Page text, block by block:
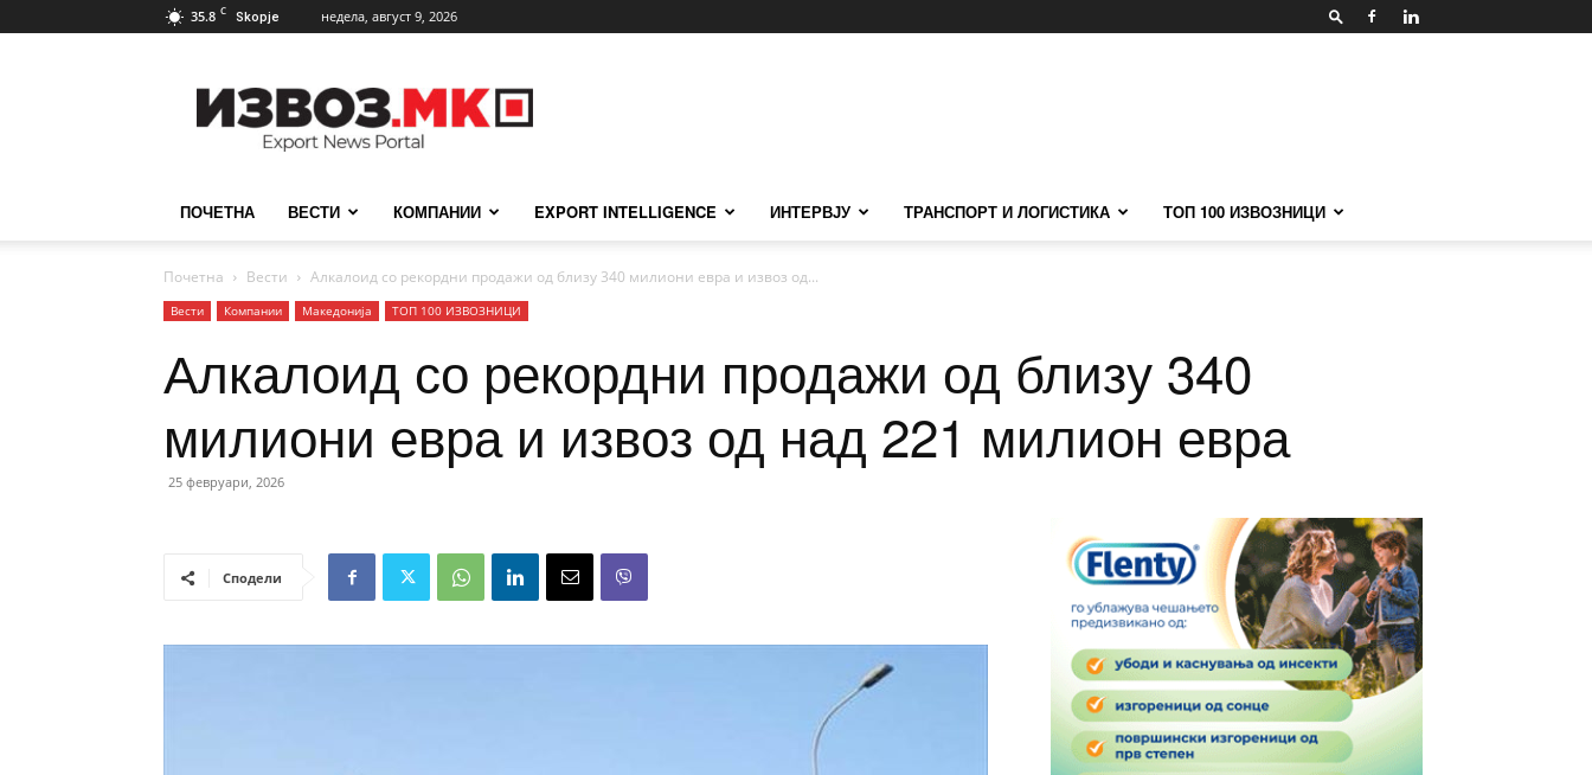
35.8 C Skopje недела, август 9, 2026
ПОЧЕТНА ВЕСТИ КОМПАНИИ EXPORT INTELLIGENCE ИНТЕРВЈУ ТРАНСПОРТ И ЛОГИСТИКА ТОП 100 ИЗВОЗНИЦИ
Почетна Вести Алкалоид со рекордни продажи од близу 340 милиони евра и извоз од...
Вести Компании Македонија ТОП 100 ИЗВОЗНИЦИ
Алкалоид со рекордни продажи од близу 340
милиони евра и извоз од над 221 милион евра
25 февруари, 2026
Сподели